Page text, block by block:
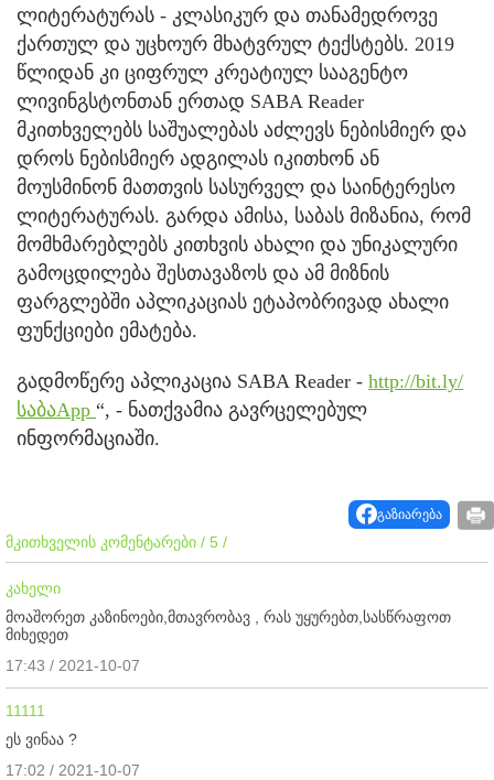
ლიტერატურას - კლასიკურ და თანამედროვე
ქართულ და უცხოურ მხატვრულ ტექსტებს. 2019
წლიდან კი ციფრულ კრეატიულ სააგენტო
ლივინგსტონთან ერთად SABA Reader
მკითხველებს საშუალებას აძლევს ნებისმიერ და
დროს ნებისმიერ ადგილას იკითხონ ან
მოუსმინონ მათთვის სასურველ და საინტერესო
ლიტერატურას. გარდა ამისა, საბას მიზანია, რომ
მომხმარებლებს კითხვის ახალი და უნიკალური
გამოცდილება შესთავაზოს და ამ მიზნის
ფარგლებში აპლიკაციას ეტაპობრივად ახალი
ფუნქციები ემატება.
გადმოწერე აპლიკაცია SABA Reader - http://bit.ly/
საბაApp “, - ნათქვამია გავრცელებულ
ინფორმაციაში.
გაზიარება
მკითხველის კომენტარები / 5 /
კახელი
მოაშორეთ კაზინოები,მთავრობავ , რას უყურებთ,სასწრაფოთ
მიხედეთ
17:43 / 2021-10-07
11111
ეს ვინაა ?
17:02 / 2021-10-07